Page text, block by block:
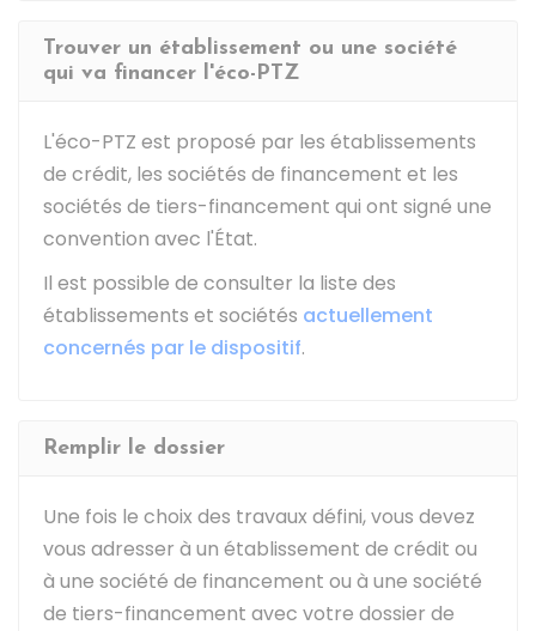
Trouver un établissement ou une société
qui va financer l'éco-PTZ
L'éco-PTZ est proposé par les établissements
de crédit, les sociétés de financement et les
sociétés de tiers-financement qui ont signé une
convention avec l'État.
Il est possible de consulter la liste des
établissements et sociétés actuellement
concernés par le dispositif.
Remplir le dossier
Une fois le choix des travaux défini, vous devez
vous adresser à un établissement de crédit ou
à une société de financement ou à une société
de tiers-financement avec votre dossier de